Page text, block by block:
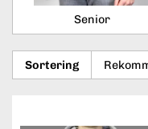
Senior
Sortering